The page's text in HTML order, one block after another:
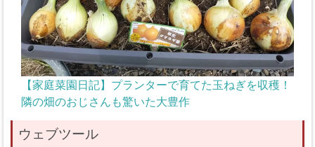
【家庭菜園日記】プランターで育てた玉ねぎを収穫！
隣の畑のおじさんも驚いた大豊作
ウェブツール